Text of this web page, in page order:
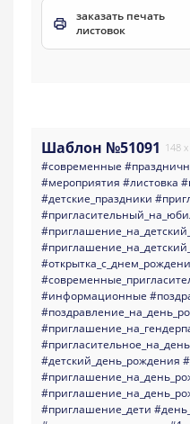
заказать печать
листовок
Шаблон №51091 148
#современные
#мероприятия #листовка
#детские_праздники
#информационные
#детский_день_рождения
#приглашение_дети